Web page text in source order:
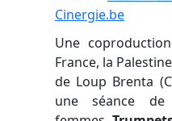
Cinergie.be
Une
France, la
de Loup Brenta
une séance